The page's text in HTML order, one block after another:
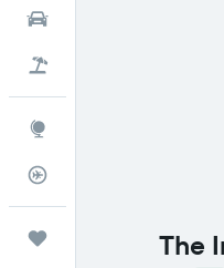
The